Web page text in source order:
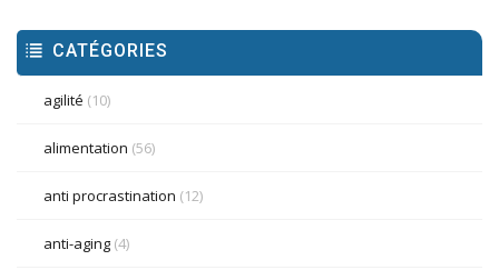
CATÉGORIES
agilité (10)
alimentation (56)
anti procrastination (12)
anti-aging (4)